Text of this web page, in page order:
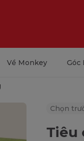
Về Monkey Góc
Chọn
Tiêu